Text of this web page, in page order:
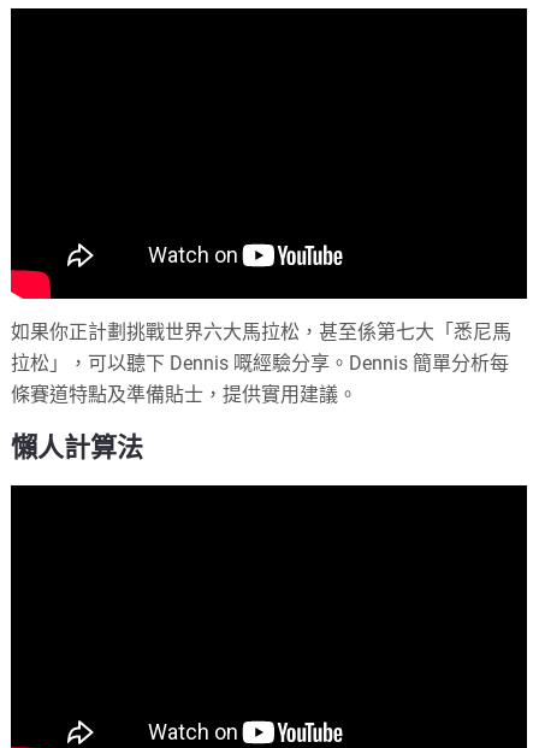
如果你正計劃挑戰世界六大馬拉松，甚至係第七大「悉尼馬
拉松」，可以聽下 Dennis 嘅經驗分享。Dennis 簡單分析每
條賽道特點及準備貼士，提供實用建議。
懶人計算法